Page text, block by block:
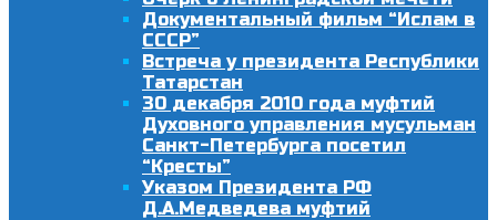
Документальный фильм “Ислам в
СССР”
Встреча у президента Республики
Татарстан
30 декабря 2010 года муфтий
Духовного управления мусульман
Санкт-Петербурга посетил
“Кресты”
Указом Президента РФ
Д.А.Медведева муфтий